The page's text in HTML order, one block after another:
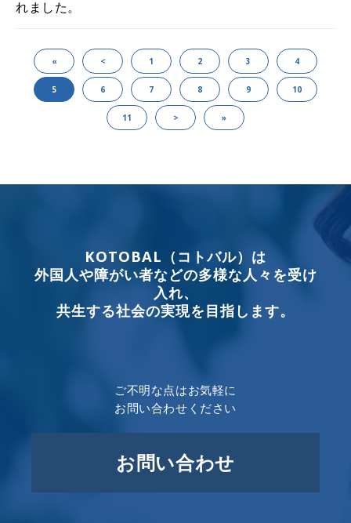
れました。
« < 1 2 3 4
5 6 7 8 9 10
11 > »
KOTOBAL（コトバル）は
外国人や障がい者などの多様な人々を受け
入れ、
共生する社会の実現を目指します。
ご不明な点はお気軽に
お問い合わせください
お問い合わせ